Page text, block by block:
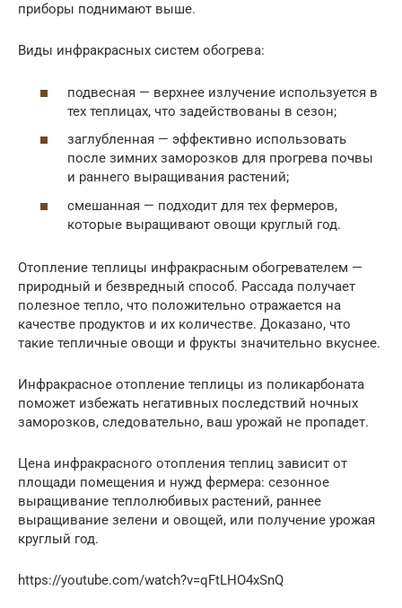
приборы поднимают выше.
Виды инфракрасных систем обогрева:
подвесная — верхнее излучение используется в
тех теплицах, что задействованы в сезон;
заглубленная — эффективно использовать
после зимних заморозков для прогрева почвы
и раннего выращивания растений;
смешанная — подходит для тех фермеров,
которые выращивают овощи круглый год.
Отопление теплицы инфракрасным обогревателем —
природный и безвредный способ. Рассада получает
полезное тепло, что положительно отражается на
качестве продуктов и их количестве. Доказано, что
такие тепличные овощи и фрукты значительно вкуснее.
Инфракрасное отопление теплицы из поликарбоната
поможет избежать негативных последствий ночных
заморозков, следовательно, ваш урожай не пропадет.
Цена инфракрасного отопления теплиц зависит от
площади помещения и нужд фермера: сезонное
выращивание теплолюбивых растений, раннее
выращивание зелени и овощей, или получение урожая
круглый год.
https://youtube.com/watch?v=qFtLHO4xSnQ